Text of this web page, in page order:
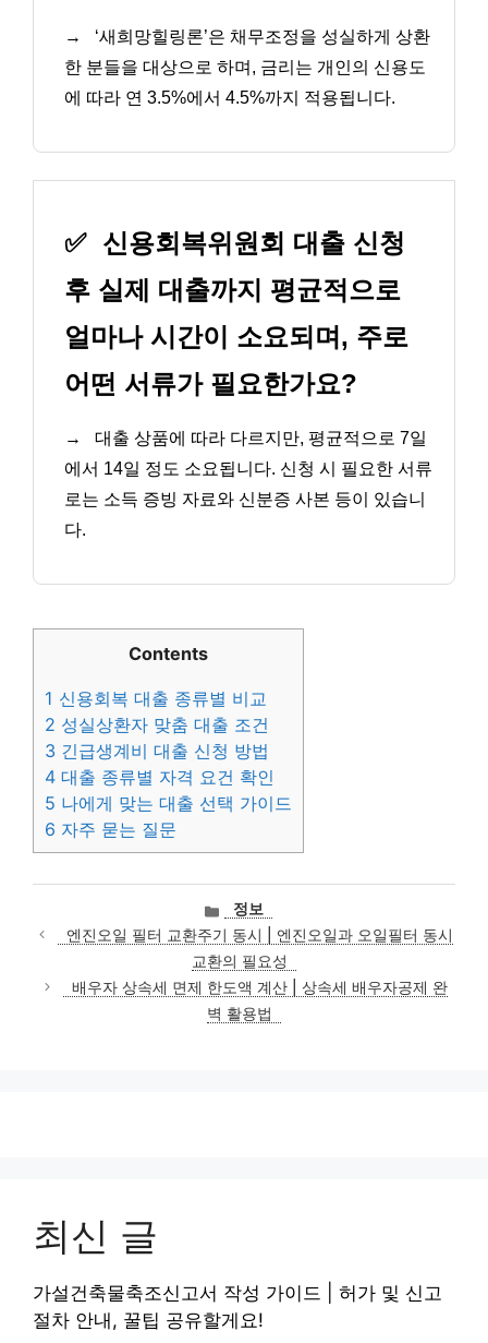
→
‘새희망힐링론’은 채무조정을 성실하게 상환
한 분들을 대상으로 하며, 금리는 개인의 신용도
에 따라 연 3.5%에서 4.5%까지 적용됩니다.
✅ 신용회복위원회 대출 신청
후 실제 대출까지 평균적으로
얼마나 시간이 소요되며, 주로
어떤 서류가 필요한가요?
→
대출 상품에 따라 다르지만, 평균적으로 7일
에서 14일 정도 소요됩니다. 신청 시 필요한 서류
로는 소득 증빙 자료와 신분증 사본 등이 있습니
다.
Contents
1 신용회복 대출 종류별 비교
2 성실상환자 맞춤 대출 조건
3 긴급생계비 대출 신청 방법
4 대출 종류별 자격 요건 확인
5 나에게 맞는 대출 선택 가이드
6 자주 묻는 질문
카
테
고
리
정보
엔진오일 필터 교환주기 동시 | 엔진오일과 오일필터 동시
교환의 필요성
배우자 상속세 면제 한도액 계산 | 상속세 배우자공제 완
벽 활용법
최신 글
가설건축물축조신고서 작성 가이드 | 허가 및 신고
절차 안내, 꿀팁 공유할게요!